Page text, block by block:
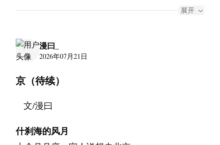
的差劲。我比任何人都清楚她的喜怒哀伤。
定的建筑群的角落下找到她。那时夏天已经有升
温的预兆，下课后过来，远远地依旧能瞅见一个
我打着伞走近，她还在写字。“不热吗？又在等
人？”
“这样啊。”我敷衍道，坐到旁边。发了会呆，风
你知道吗，今天早上我在海边看到一条死了的
的。我不知道它什么时候死的，也不知道它从哪
妈说鱼是海生的，应该回到海里。但是我觉得它
已经回不去了，埋在地上，至少有棵树陪着它。
展开
漫曰_
2026年07月21日
京（待续）
文/漫曰
什刹海的风月